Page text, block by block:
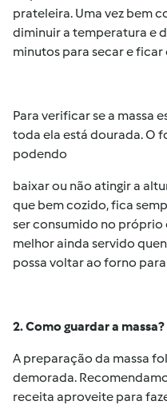
prateleira. Uma vez bem
diminuir a temperatura e
minutos para secar e ficar
Para verificar se a massa
toda ela está dourada. O
podendo
baixar ou não atingir a
que bem cozido, fica
ser consumido no próprio
melhor ainda servido
possa voltar ao forno
2.Como guardar a massa?
A preparação da massa
demorada.
receita aproveite para